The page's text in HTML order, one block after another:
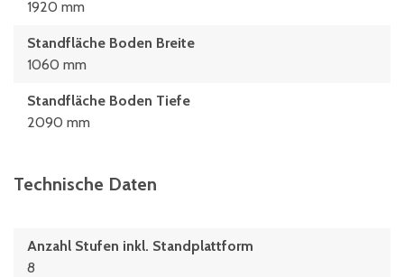
1920 mm
Standfläche Boden Breite
1060 mm
Standfläche Boden Tiefe
2090 mm
Technische Daten
Anzahl Stufen inkl. Standplattform
8